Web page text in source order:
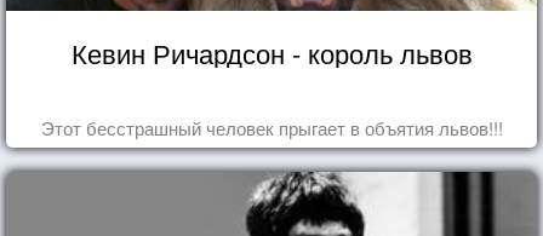
Кевин Ричардсон - король львов
Этот бесстрашный человек прыгает в объятия львов!!!